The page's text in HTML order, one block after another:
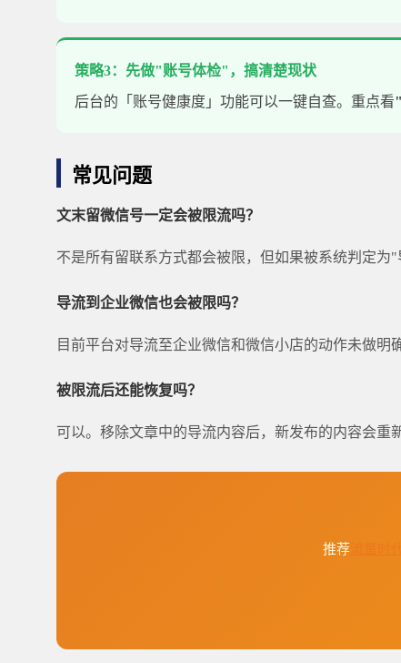
策略3：先做"账号体检"，搞清楚现状
后台的「账号健康度」功能可以一键自查。重点看
常见问题
文末留微信号一定会被限流吗？
不是所有留联系方式都会被限，但如果被系统判定为
导流到企业微信也会被限吗？
目前平台对导流至企业微信和微信小店的动作未做明
被限流后还能恢复吗？
可以。移除文章中的导流内容后，新发布的内容会重
推荐流量时代